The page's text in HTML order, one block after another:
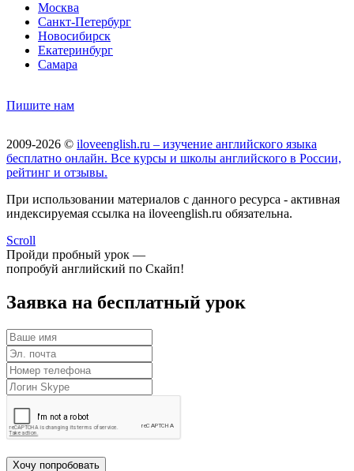
Москва
Санкт-Петербург
Новосибирск
Екатеринбург
Самара
Пишите нам
2009-2026 © iloveenglish.ru – изучение английского языка
бесплатно онлайн. Все курсы и школы английского в России,
рейтинг и отзывы.
При использовании материалов с данного ресурса - активная
индексируемая ссылка на iloveenglish.ru обязательна.
Scroll
Пройди пробный урок —
попробуй английский по Скайп!
Заявка на бесплатный урок